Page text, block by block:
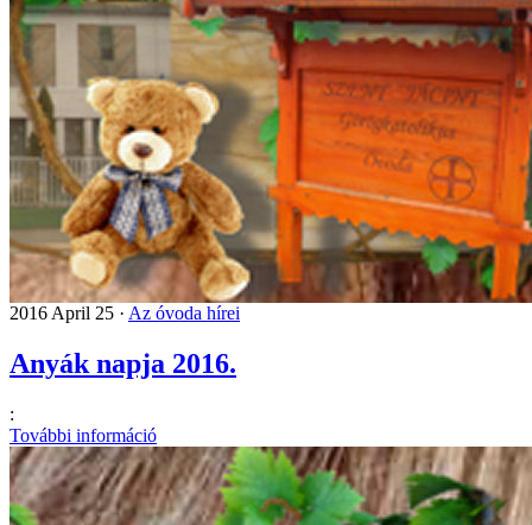
2016 April 25 · Az óvoda hírei
Anyák napja 2016.
:
További információ